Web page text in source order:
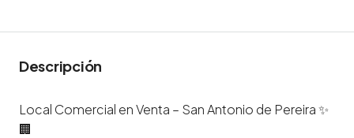
Descripción
Local Comercial en Venta – San Antonio de Pereira ✨
🏢